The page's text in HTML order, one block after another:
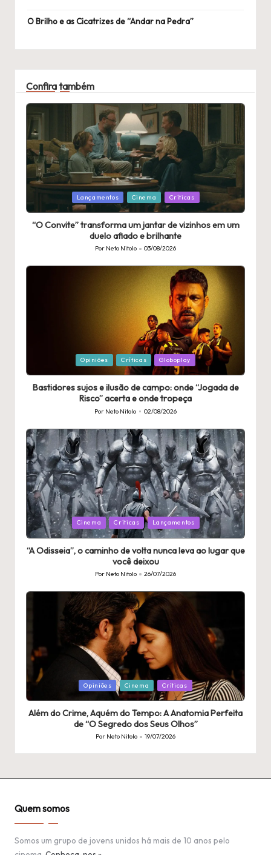
O Brilho e as Cicatrizes de “Andar na Pedra”
Confira também
Lançamentos Cinema Críticas
“O Convite” transforma um jantar de vizinhos em um
duelo afiado e brilhante
Publicado
por
Por Neto Nitolo 03/08/2026
Opiniões Críticas Globoplay
Bastidores sujos e ilusão de campo: onde “Jogada de
Risco” acerta e onde tropeça
Publicado
Por Neto Nitolo 02/08/2026
Publicado
em
Cinema Críticas Lançamentos
“A Odisseia”, o caminho de volta nunca leva ao lugar que
você deixou
Publicado
Por Neto Nitolo 26/07/2026
Publicado
Opiniões Cinema Críticas
Além do Crime, Aquém do Tempo: A Anatomia Perfeita
de “O Segredo dos Seus Olhos”
Publicado
por
Por Neto Nitolo 19/07/2026
Quem somos
Somos um grupo de jovens unidos há mais de 10 anos pelo